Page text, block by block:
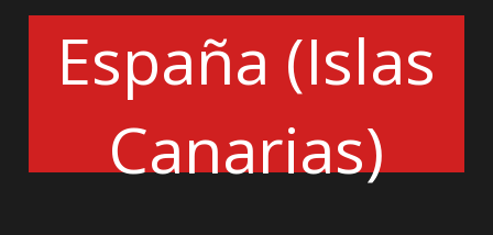
España (Islas
Canarias)
frontal, esta mochila es una declaración de estilo.
Comodidad superior:
Equipada con correas de hombro
ajustables y doble acolchado Sparco, brinda un
Alta visibilidad: Dos bolsillos frontales con detalles
reflectantes aseguran una visibilidad óptima, mientras que
el asa superior acolchada ofrece un agarre cómodo.